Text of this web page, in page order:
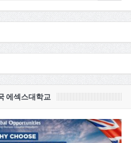
에섹스대학교